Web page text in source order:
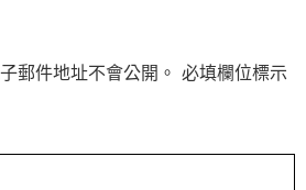
郵件地址不會公開。 必填欄位標示